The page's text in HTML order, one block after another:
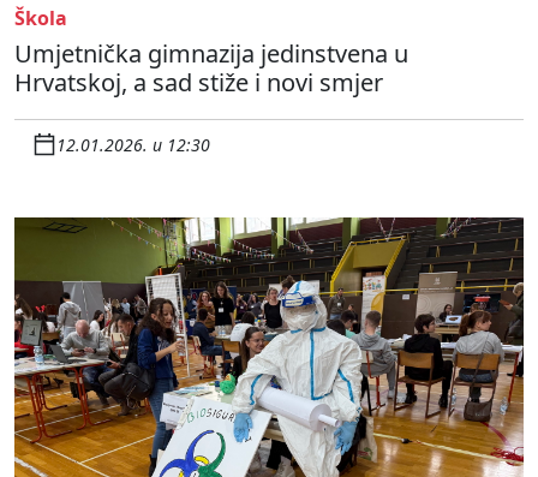
Škola
Umjetnička gimnazija jedinstvena u
Hrvatskoj, a sad stiže i novi smjer
12.01.2026. u 12:30